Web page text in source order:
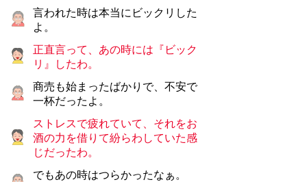
言われた時は本当にビックリした
よ。
正直言って、あの時には『ビック
リ』したわ。
商売も始まったばかりで、不安で
一杯だったよ。
ストレスで疲れていて、それをお
酒の力を借りて紛らわしていた感
じだったわ。
でもあの時はつらかったなぁ。